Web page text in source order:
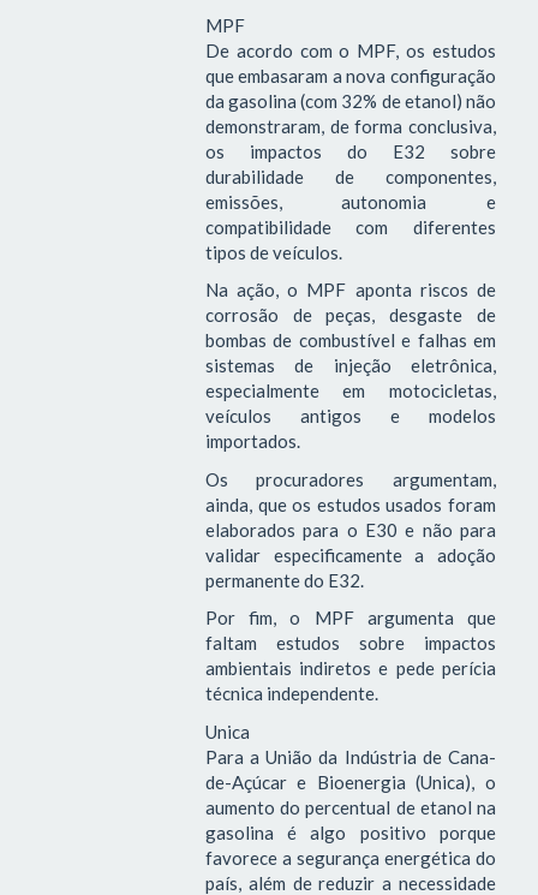
MPF
De acordo com o MPF, os estudos
que embasaram a nova configuração
da gasolina (com 32% de etanol) não
demonstraram, de forma conclusiva,
os impactos do E32 sobre
durabilidade de componentes,
emissões, autonomia e
compatibilidade com diferentes
tipos de veículos.
Na ação, o MPF aponta riscos de
corrosão de peças, desgaste de
bombas de combustível e falhas em
sistemas de injeção eletrônica,
especialmente em motocicletas,
veículos antigos e modelos
importados.
Os procuradores argumentam,
ainda, que os estudos usados foram
elaborados para o E30 e não para
validar especificamente a adoção
permanente do E32.
Por fim, o MPF argumenta que
faltam estudos sobre impactos
ambientais indiretos e pede perícia
técnica independente.
Unica
Para a União da Indústria de Cana-
de-Açúcar e Bioenergia (Unica), o
aumento do percentual de etanol na
gasolina é algo positivo porque
favorece a segurança energética do
país, além de reduzir a necessidade